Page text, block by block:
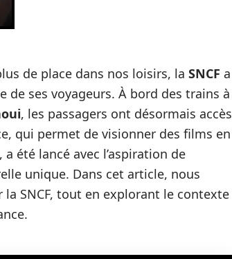
de place dans nos loisirs, la SNCF a
de ses voyageurs. À bord des trains à
, les passagers ont désormais accès
qui permet de visionner des films en
été lancé avec l’aspiration de
unique. Dans cet article, nous
SNCF, tout en explorant le contexte